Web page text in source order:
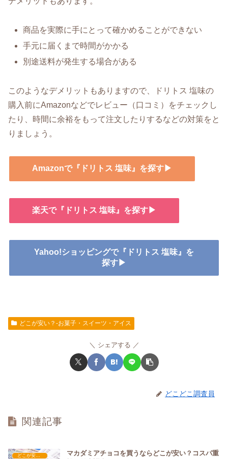
商品を実際に手にとって確かめることができない
手元に届くまで時間がかかる
別途送料が発生する場合がある
このようなデメリットもありますので、ドリトス 塩味の
購入前にAmazonなどでレビュー（口コミ）をチェックし
たり、時間に余裕をもって注文したりするなどの対策をと
りましょう。
Amazonで『ドリトス 塩味』を探す▶
楽天で『ドリトス 塩味』を探す▶
Yahoo!ショッピングで『ドリトス 塩味』を
探す▶
どこが安い？-お菓子・スイーツ・アイス
シェアする
どこどこ調査員
関連記事
どこが安い？-お菓子・スイーツ・アイス
マカダミアチョコを買うならどこが安い？コスパ重